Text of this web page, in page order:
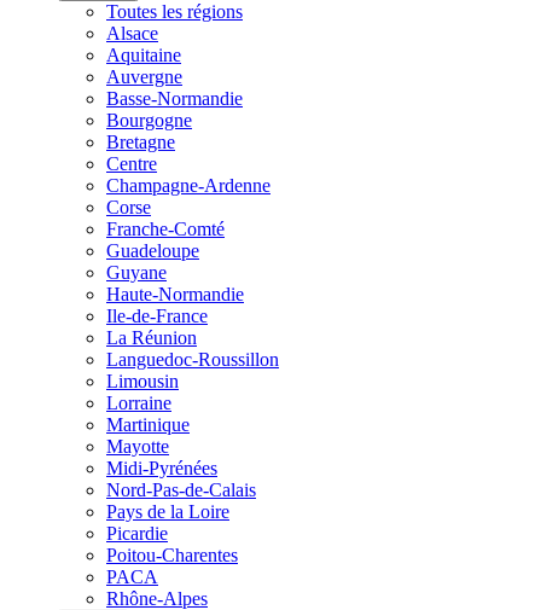
Toutes les régions
Alsace
Aquitaine
Auvergne
Basse-Normandie
Bourgogne
Bretagne
Centre
Champagne-Ardenne
Corse
Franche-Comté
Guadeloupe
Guyane
Haute-Normandie
Ile-de-France
La Réunion
Languedoc-Roussillon
Limousin
Lorraine
Martinique
Mayotte
Midi-Pyrénées
Nord-Pas-de-Calais
Pays de la Loire
Picardie
Poitou-Charentes
PACA
Rhône-Alpes